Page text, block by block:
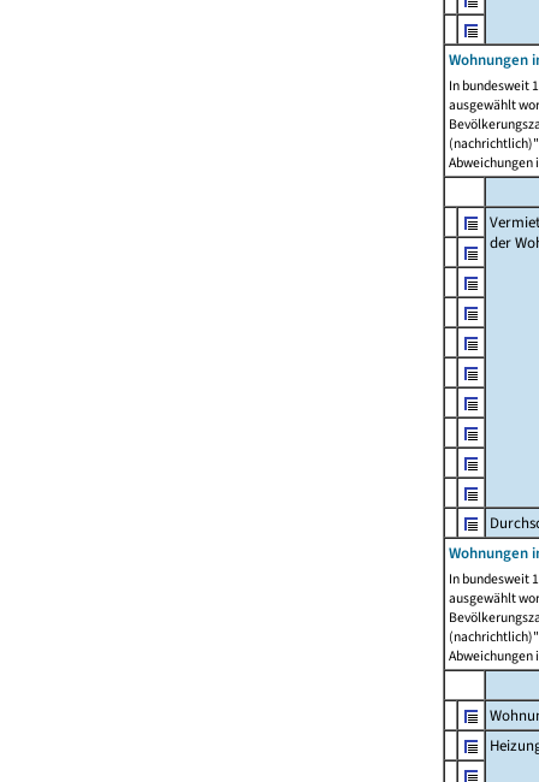
Wohnungen
In bundesweit
ausgewählt
Abweichungen
der
Wohnungen
In bundesweit
ausgewählt
Abweichungen